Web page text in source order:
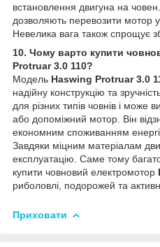
встановлення двигуна на
дозволяють перевозити мотор
Невелика вага також спрощує
10. Чому варто купити
Protruar 3.0 110?
Модель Haswing Protruar 3.0
надійну конструкцію та
для різних типів човнів і може
або допоміжний мотор. Він
економним споживанням енергії
Завдяки міцним матеріалам
експлуатацію. Саме тому
купити човновий електромотор
риболовлі, подорожей та
Приховати